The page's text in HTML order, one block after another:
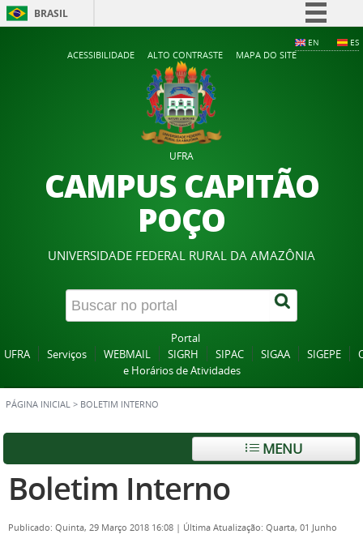
BRASIL
Acesso à informação
EN ES
ACESSIBILIDADE ALTO CONTRASTE MAPA DO SITE
UFRA
CAMPUS CAPITÃO
POÇO
UNIVERSIDADE FEDERAL RURAL DA AMAZÔNIA
Portal
UFRA
Serviços WEBMAIL SIGRH SIPAC SIGAA SIGEPE
e Horários de Atividades
PÁGINA INICIAL > BOLETIM INTERNO
MENU
Boletim Interno
Publicado: Quinta, 29 Março 2018 16:08 | Última Atualização: Quarta, 01 Junho